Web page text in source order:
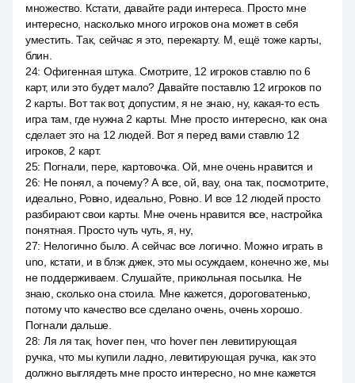
множество. Кстати, давайте ради интереса. Просто мне
интересно, насколько много игроков она может в себя
уместить. Так, сейчас я это, перекарту. М, ещё тоже карты,
блин.
24: Офигенная штука. Смотрите, 12 игроков ставлю по 6
карт, или это будет мало? Давайте поставлю 12 игроков по
2 карты. Вот так вот, допустим, я не знаю, ну, какая-то есть
игра там, где нужна 2 карты. Мне просто интересно, как она
сделает это на 12 людей. Вот я перед вами ставлю 12
игроков, 2 карт.
25: Погнали, пере, картовочка. Ой, мне очень нравится и
26: Не понял, а почему? А все, ой, вау, она так, посмотрите,
идеально, Ровно, идеально, Ровно. И все 12 людей просто
разбирают свои карты. Мне очень нравится все, настройка
понятная. Просто чуть чуть, я, ну,
27: Нелогично было. А сейчас все логично. Можно играть в
uno, кстати, и в блэк джек, это мы осуждаем, конечно же, мы
не поддерживаем. Слушайте, прикольная посылка. Не
знаю, сколько она стоила. Мне кажется, дороговатенько,
потому что качество все сделано очень, очень хорошо.
Погнали дальше.
28: Ля ля так, hover пен, что hover пен левитирующая
ручка, что мы купили ладно, левитирующая ручка, как это
должно выглядеть мне просто интересно, но мне кажется